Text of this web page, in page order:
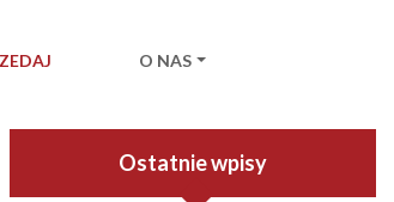
O NAS
Ostatnie wpisy